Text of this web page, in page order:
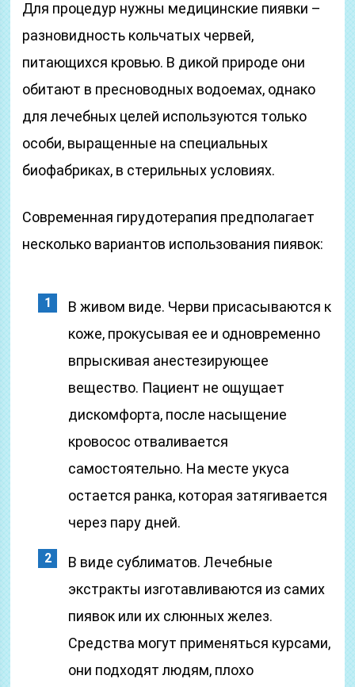
Для процедур нужны медицинские пиявки –
разновидность кольчатых червей,
питающихся кровью. В дикой природе они
обитают в пресноводных водоемах, однако
для лечебных целей используются только
особи, выращенные на специальных
биофабриках, в стерильных условиях.
Современная гирудотерапия предполагает
несколько вариантов использования пиявок:
В живом виде. Черви присасываются к
коже, прокусывая ее и одновременно
впрыскивая анестезирующее
вещество. Пациент не ощущает
дискомфорта, после насыщение
кровосос отваливается
самостоятельно. На месте укуса
остается ранка, которая затягивается
через пару дней.
В виде сублиматов. Лечебные
экстракты изготавливаются из самих
пиявок или их слюнных желез.
Средства могут применяться курсами,
они подходят людям, плохо